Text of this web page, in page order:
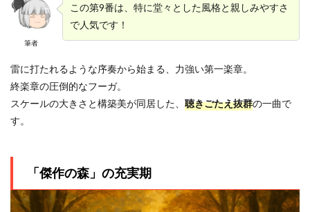
筆者
この第9番は、特に堂々とした風格と親しみやすさ
で人気です！
雷に打たれるような序奏から始まる、力強い第一楽章。
終楽章の圧倒的なフーガ。
スケールの大きさと構築美が同居した、 聴きごたえ抜群の一曲で
す。
「傑作の森」の充実期